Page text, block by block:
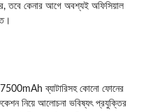
তবে কেনার আগে অবশ্যই অফিসিয়াল
ব্যাটারিসহ কোনো ফোনের
নিয়ে আলোচনা ভবিষ্যৎ প্রযুক্তির